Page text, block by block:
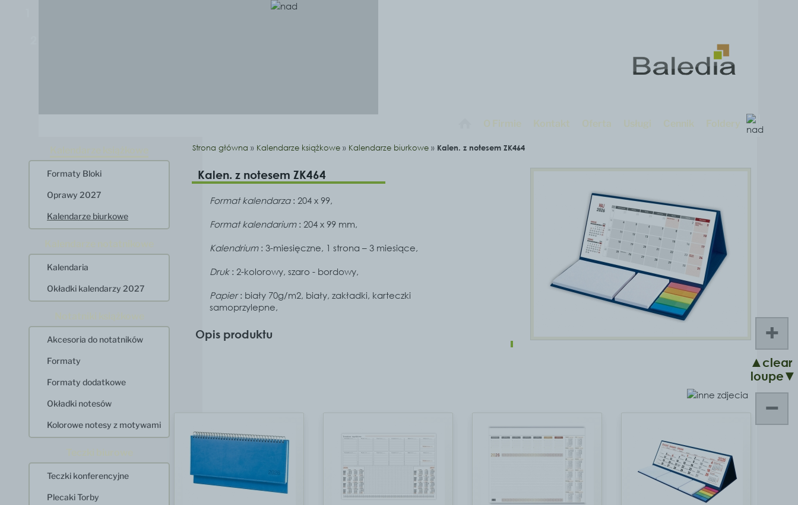
+
▲clear
loupe▼
−
O Firmie Kontakt Oferta Usługi Cennik Foldery
Formaty Bloki
Oprawy 2027
Kalendarze biurkowe
Kalendaria
Okładki kalendarzy 2027
Akcesoria do notatników
Formaty
Formaty dodatkowe
Okładki notesów
Kolorowe notesy z motywami
Teczki konferencyjne
Plecaki Torby
Strona główna » Kalendarze książkowe » Kalendarze biurkowe » Kalen. z notesem ZK464
Kalen. z notesem ZK464
Format kalendarza : 204 x 99,
Format kalendarium: 204 x 99 mm,
Kalendrium: 3-miesięczne, 1 strona – 3 miesiące,
Druk : 2-kolorowy, szaro - bordowy,
Papier: biały 70g/m2, biały, zakładki, karteczki
samoprzylepne,
Opis produktu